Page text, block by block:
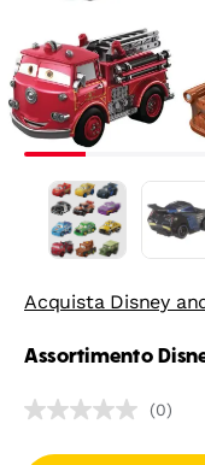
Acquista Disney
Assortimento
(0)